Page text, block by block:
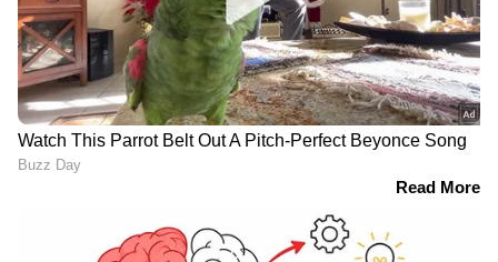
Related Articles
മന്ത്രി കെ മുരളീധരനെ തള്ളി മുഖ്യമന്ത്രി വി
ഡി സതീശൻ; 'മന്ത്രിമാരുടെ വകുപ്പുകളിൽ